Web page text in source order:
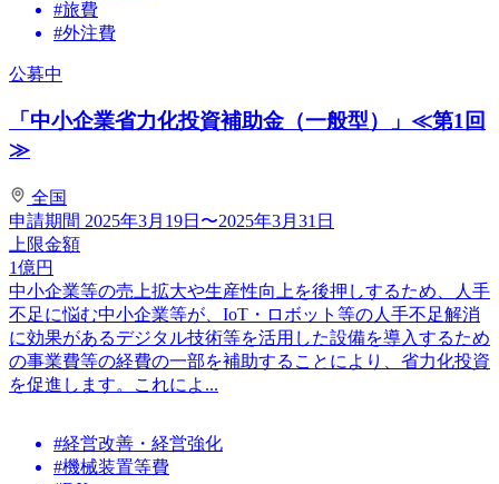
#旅費
#外注費
公募中
「中小企業省力化投資補助金（一般型）」≪第1回
≫
全国
申請期間 2025年3月19日〜2025年3月31日
上限金額
1億円
中小企業等の売上拡大や生産性向上を後押しするため、人手
不足に悩む中小企業等が、IoT・ロボット等の人手不足解消
に効果があるデジタル技術等を活用した設備を導入するため
の事業費等の経費の一部を補助することにより、省力化投資
を促進します。これによ...
#経営改善・経営強化
#機械装置等費